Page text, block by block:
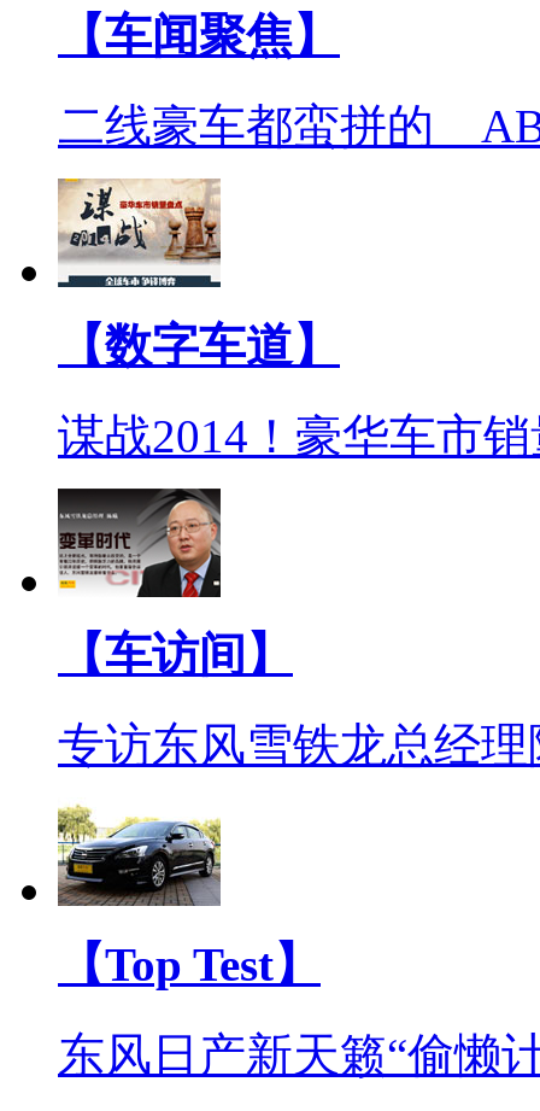
【车闻聚焦】
二线豪车都蛮拼的
【数字车道】
谋战2014！豪华车市
【车访间】
专访东风雪铁龙总经
【Top Test】
东风日产新天籁“偷懒